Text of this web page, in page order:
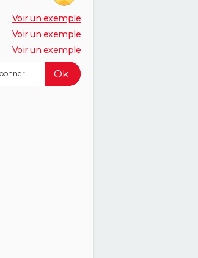
Voir un exemple
Voir un exemple
Voir un exemple